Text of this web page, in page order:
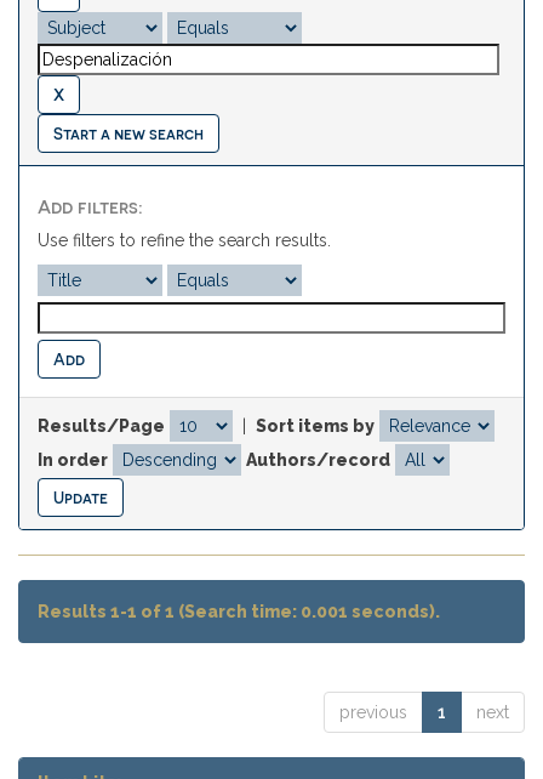
Start a new search
Add filters:
Use filters to refine the search results.
Results/Page
Sort items by
In order
Authors/record
Results 1-1 of 1 (Search time: 0.001 seconds).
previous 1 next